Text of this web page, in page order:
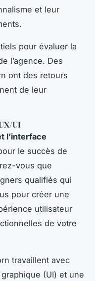
et leur
pour évaluer la
l’agence. Des
ont des retours
de leur
UI
l’interface
le succès de
vous que
qualifiés qui
pour créer une
utilisateur
de votre
travaillent avec
(UI) et une